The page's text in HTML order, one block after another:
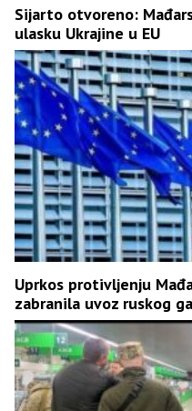
Sijarto otvoreno:
ulasku Ukrajine u EU
Uprkos protivljenju
zabranila uvoz ruskog